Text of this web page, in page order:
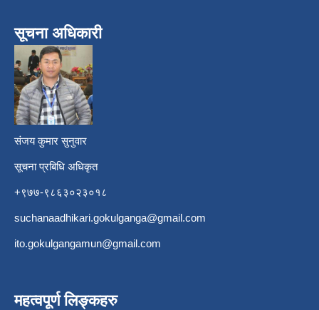
सूचना अधिकारी
संजय कुमार सुनुवार
सूचना प्रबिधि अधिकृत
+९७७-९८६३०२३०१८
suchanaadhikari.gokulganga@gmail.com
ito.gokulgangamun@gmail.com
महत्वपूर्ण लिङ्कहरु